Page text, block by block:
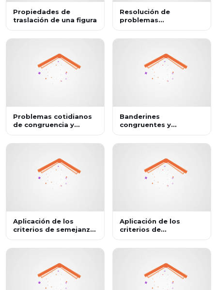
Propiedades de
traslación de una figura
Resolución de
problemas
Problemas cotidianos
de congruencia y
Banderines
congruentes y
Aplicación de los
criterios de semejanza
Aplicación de los
criterios de